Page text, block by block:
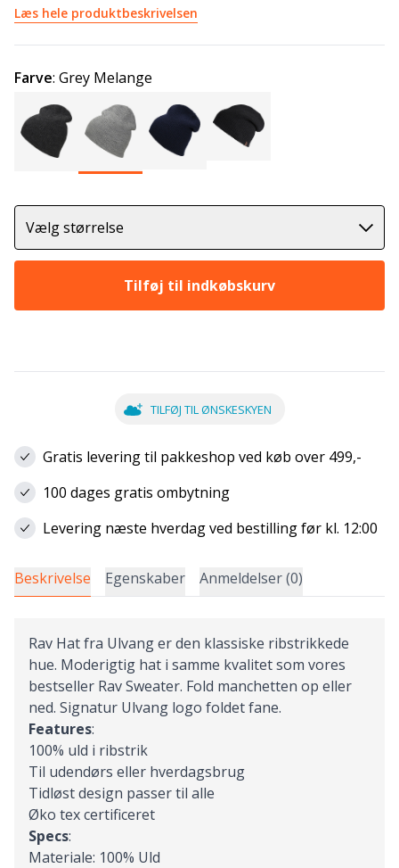
Læs hele produktbeskrivelsen
Farve: Grey Melange
Vælg størrelse
Tilføj til indkøbskurv
TILFØJ TIL ØNSKESKYEN
Gratis levering til pakkeshop ved køb over 499,-
100 dages gratis ombytning
Levering næste hverdag ved bestilling før kl. 12:00
Beskrivelse Egenskaber Anmeldelser (0)
Rav Hat fra Ulvang er den klassiske ribstrikkede
hue. Moderigtig hat i samme kvalitet som vores
bestseller Rav Sweater. Fold manchetten op eller
ned. Signatur Ulvang logo foldet fane.
Features:
100% uld i ribstrik
Til udendørs eller hverdagsbrug
Tidløst design passer til alle
Øko tex certificeret
Specs:
Materiale: 100% Uld